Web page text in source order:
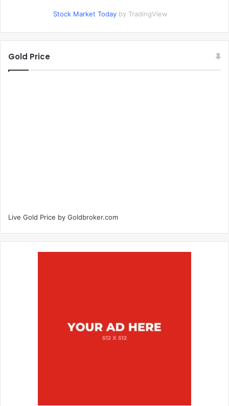
Stock Market Today by TradingView
Gold Price
Live Gold Price by Goldbroker.com